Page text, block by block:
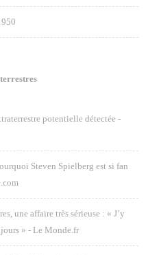
potentielle détectée -
Steven Spielberg est si fan
une affaire très sérieuse : « J’y
» - Le Monde.fr